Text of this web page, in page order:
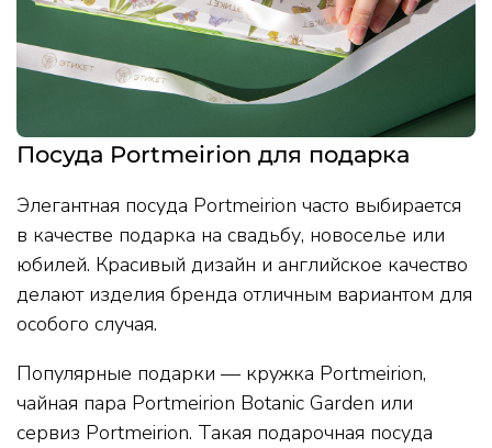
Посуда Portmeirion для подарка
Элегантная посуда Portmeirion часто выбирается
в качестве подарка на свадьбу, новоселье или
юбилей. Красивый дизайн и английское качество
делают изделия бренда отличным вариантом для
особого случая.
Популярные подарки — кружка Portmeirion,
чайная пара Portmeirion Botanic Garden или
сервиз Portmeirion. Такая подарочная посуда